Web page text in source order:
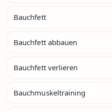
Bauchfett
Bauchfett abbauen
Bauchfett verlieren
Bauchmuskeltraining